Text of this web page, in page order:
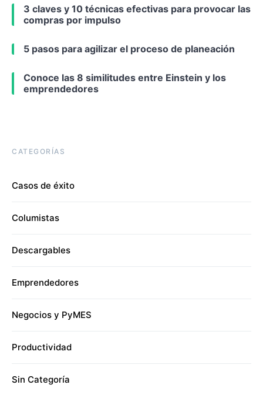
3 claves y 10 técnicas efectivas para provocar las
compras por impulso
5 pasos para agilizar el proceso de planeación
Conoce las 8 similitudes entre Einstein y los
emprendedores
CATEGORÍAS
Casos de éxito
Columistas
Descargables
Emprendedores
Negocios y PyMES
Productividad
Sin Categoría